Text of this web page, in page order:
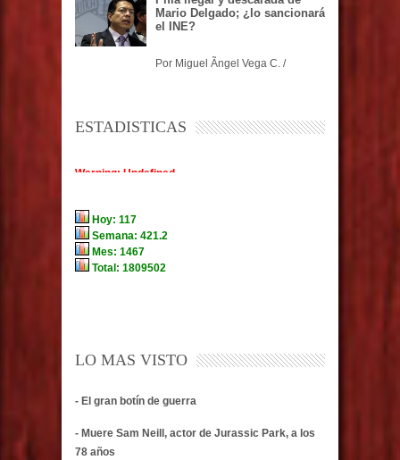
Mario Delgado; ¿lo sancionará
el INE?
Por Miguel Ãngel Vega C. /
ESTADISTICAS
LO MAS VISTO
- El gran botín de guerra
- Muere Sam Neill, actor de Jurassic Park, a los
78 años